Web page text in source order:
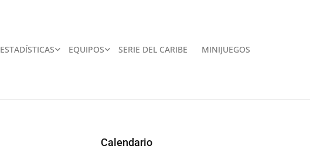
ESTADÍSTICAS EQUIPOS SERIE DEL CARIBE MINIJUEGOS
Calendario